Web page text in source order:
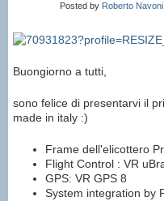
Posted by Roberto Navoni
Buongiorno a tutti,
sono felice di presentarvi il
made in italy :)
Frame dell'elicottero
Flight Control : VR
GPS: VR GPS 8
System integration by